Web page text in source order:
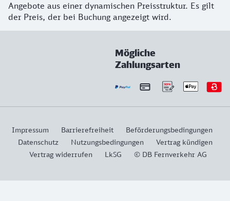
Angebote aus einer dynamischen Preisstruktur. Es gilt
der Preis, der bei Buchung angezeigt wird.
Mögliche
Zahlungsarten
Impressum Barrierefreiheit
Beförderungsbedingungen
Datenschutz
Nutzungsbedingungen
Vertrag kündigen
Vertrag widerrufen
LkSG © DB Fernverkehr AG